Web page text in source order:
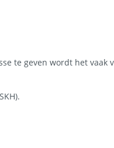
te geven wordt het vaak